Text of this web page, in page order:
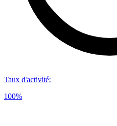
Taux d'activité:
100%